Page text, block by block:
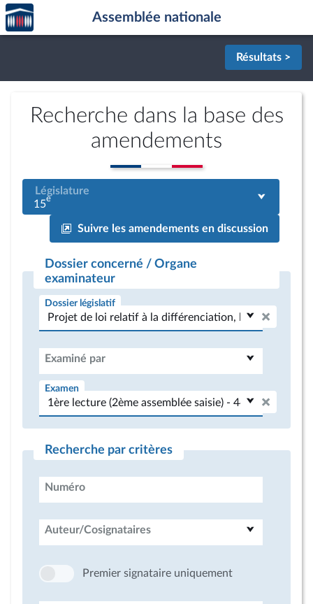
Aller au contenu
Aller en bas de la page
Accèder
à la
page
Assemblée nationale
Résultats >
Recherche dans la base des
amendements
Législature
15e
Suivre les amendements en discussion
Dossier concerné / Organe
examinateur
Dossier législatif
Examiné par
Examen
Recherche par critères
Numéro
Auteur/Cosignataires
Premier signataire uniquement